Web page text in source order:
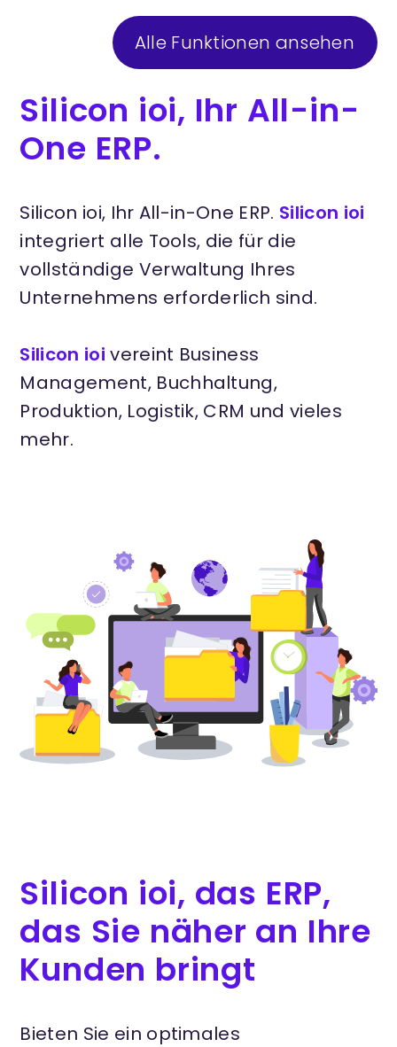
Alle Funktionen ansehen
Silicon ioi, Ihr All-in-
One ERP.
Silicon ioi, Ihr All-in-One ERP. Silicon ioi
integriert alle Tools, die für die
vollständige Verwaltung Ihres
Unternehmens erforderlich sind.
Silicon ioi vereint Business
Management, Buchhaltung,
Produktion, Logistik, CRM und vieles
mehr.
Silicon ioi, das ERP,
das Sie näher an Ihre
Kunden bringt
Bieten Sie ein optimales